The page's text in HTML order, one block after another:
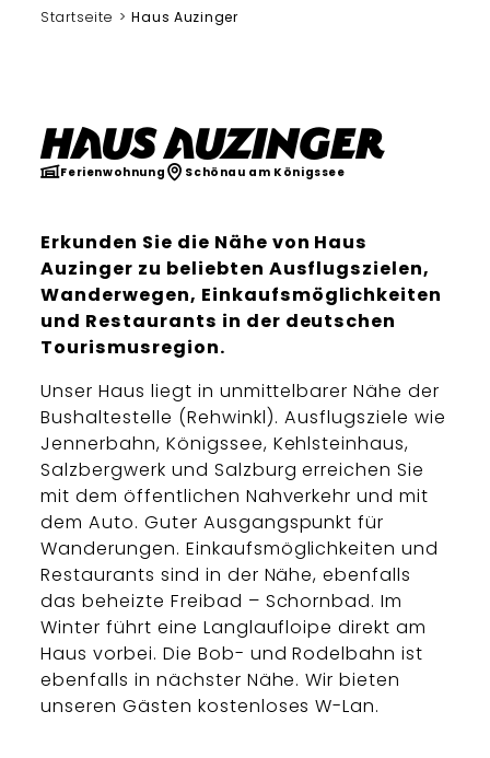
Startseite Haus Auzinger
Haus Auzinger
Ferienwohnung Schönau am Königssee
Erkunden Sie die Nähe von Haus
Auzinger zu beliebten Ausflugszielen,
Wanderwegen, Einkaufsmöglichkeiten
und Restaurants in der deutschen
Tourismusregion.
Unser Haus liegt in unmittelbarer Nähe der
Bushaltestelle (Rehwinkl). Ausflugsziele wie
Jennerbahn, Königssee, Kehlsteinhaus,
Salzbergwerk und Salzburg erreichen Sie
mit dem öffentlichen Nahverkehr und mit
dem Auto. Guter Ausgangspunkt für
Wanderungen. Einkaufsmöglichkeiten und
Restaurants sind in der Nähe, ebenfalls
das beheizte Freibad – Schornbad. Im
Winter führt eine Langlaufloipe direkt am
Haus vorbei. Die Bob- und Rodelbahn ist
ebenfalls in nächster Nähe. Wir bieten
unseren Gästen kostenloses W-Lan.